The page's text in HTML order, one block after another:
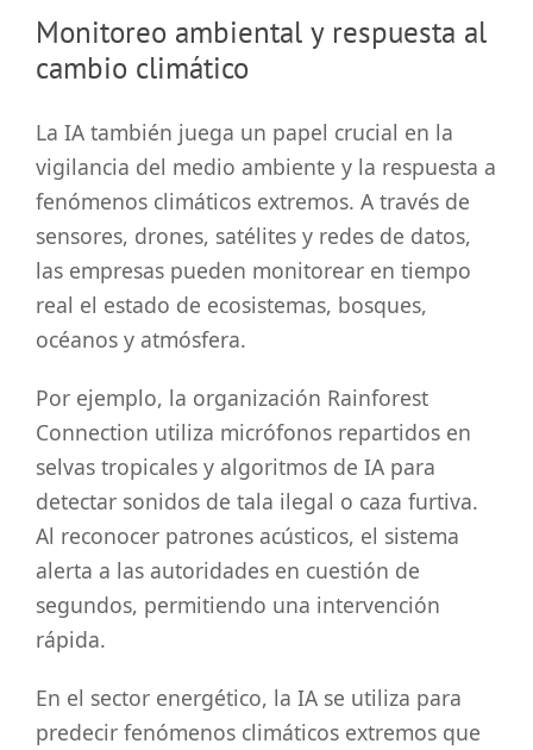
Monitoreo ambiental y respuesta al
cambio climático
La IA también juega un papel crucial en la
vigilancia del medio ambiente y la respuesta a
fenómenos climáticos extremos. A través de
sensores, drones, satélites y redes de datos,
las empresas pueden monitorear en tiempo
real el estado de ecosistemas, bosques,
océanos y atmósfera.
Por ejemplo, la organización Rainforest
Connection utiliza micrófonos repartidos en
selvas tropicales y algoritmos de IA para
detectar sonidos de tala ilegal o caza furtiva.
Al reconocer patrones acústicos, el sistema
alerta a las autoridades en cuestión de
segundos, permitiendo una intervención
rápida.
En el sector energético, la IA se utiliza para
predecir fenómenos climáticos extremos que